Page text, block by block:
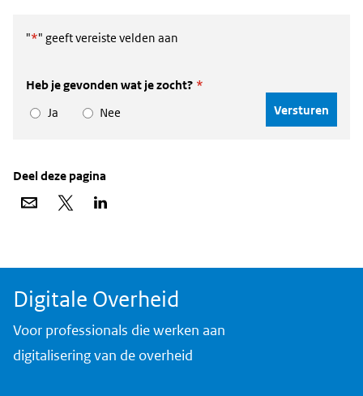
"*" geeft vereiste velden aan
Heb je gevonden wat je zocht? *
Ja
Nee
Deel deze pagina
Deel
Deel
Digitale Overheid
Voor professionals die werken aan
digitalisering van de overheid